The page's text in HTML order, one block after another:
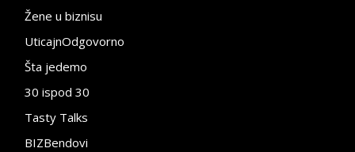
Žene u biznisu
UticajnOdgovorno
Šta jedemo
30 ispod 30
Tasty Talks
BIZBendovi